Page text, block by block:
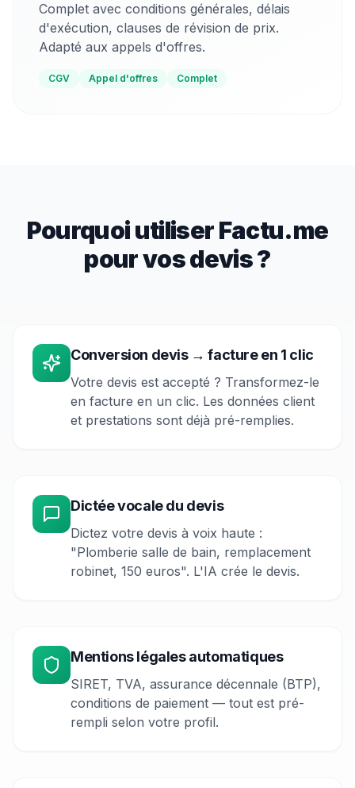
Complet avec conditions générales, délais
d'exécution, clauses de révision de prix.
Adapté aux appels d'offres.
CGV Appel d'offres Complet
Pourquoi utiliser Factu.me
pour vos devis ?
Conversion devis → facture en 1 clic
Votre devis est accepté ? Transformez-le
en facture en un clic. Les données client
et prestations sont déjà pré-remplies.
Dictée vocale du devis
Dictez votre devis à voix haute :
"Plomberie salle de bain, remplacement
robinet, 150 euros". L'IA crée le devis.
Mentions légales automatiques
SIRET, TVA, assurance décennale (BTP),
conditions de paiement — tout est pré-
rempli selon votre profil.